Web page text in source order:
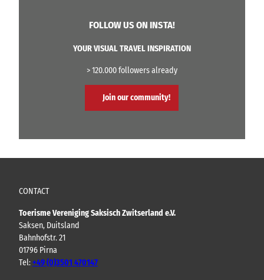
FOLLOW US ON INSTA!
YOUR VISUAL TRAVEL INSPIRATION
> 120.000 followers already
Join our community!
CONTACT
Toerisme Vereniging Saksisch Zwitserland e.V.
Saksen, Duitsland
Bahnhofstr. 21
01796 Pirna
Tel:+49 (0)3501 470147